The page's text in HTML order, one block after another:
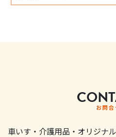
お問合
車いす・介護用品・オリジナ